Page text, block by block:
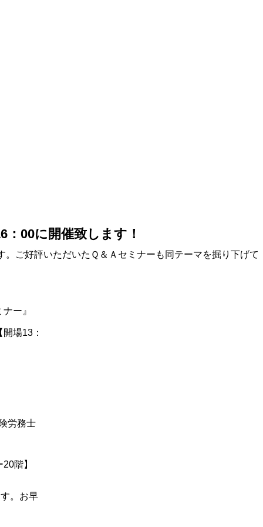
00に開催致します！
ご好評いただいたＱ＆Ａセミナーも同テーマを掘り下げて
ー』
場13：
労務士
階】
。お早